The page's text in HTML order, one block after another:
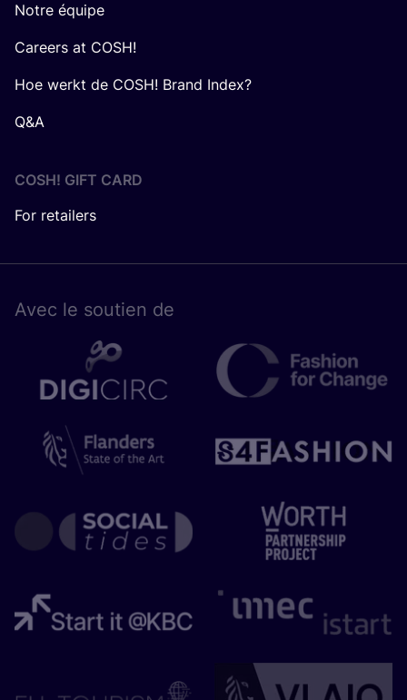
Notre équipe
Careers at COSH!
Hoe werkt de COSH! Brand Index?
Q&A
COSH! GIFT CARD
For retailers
Avec le sou­tien de